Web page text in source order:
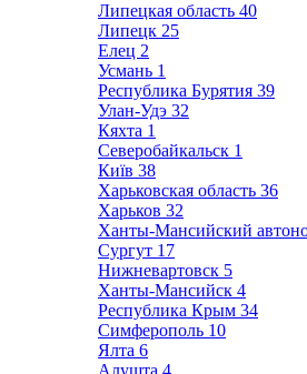
Липецкая область 40
Липецк 25
Елец 2
Усмань 1
Республика Бурятия 39
Улан-Удэ 32
Кяхта 1
Северобайкальск 1
Київ 38
Харьковская область 36
Харьков 32
Ханты-Мансийский
Сургут 17
Нижневартовск 5
Ханты-Мансийск 4
Республика Крым 34
Симферополь 10
Ялта 6
Алушта 4